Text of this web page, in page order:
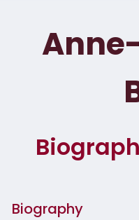
Biography